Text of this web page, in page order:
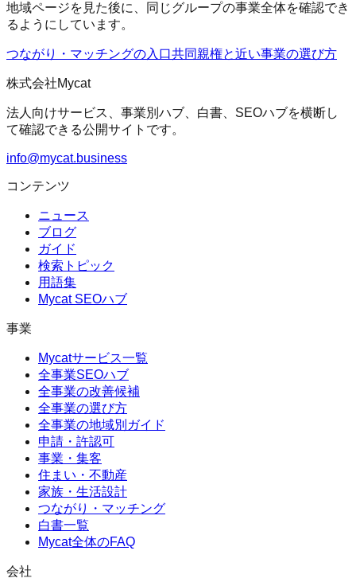
地域ページを見た後に、同じグループの事業全体を確認でき
るようにしています。
つながり・マッチングの入口共同親権と近い事業の選び方
株式会社Mycat
法人向けサービス、事業別ハブ、白書、SEOハブを横断し
て確認できる公開サイトです。
info@mycat.business
コンテンツ
ニュース
ブログ
ガイド
検索トピック
用語集
Mycat SEOハブ
事業
Mycatサービス一覧
全事業SEOハブ
全事業の改善候補
全事業の選び方
全事業の地域別ガイド
申請・許認可
事業・集客
住まい・不動産
家族・生活設計
つながり・マッチング
白書一覧
Mycat全体のFAQ
会社